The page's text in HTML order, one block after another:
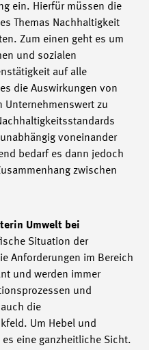
ein. Hierfür müssen die
Themas Nachhaltigkeit
Zum einen geht es um
und sozialen
auf alle
die Auswirkungen von
Unternehmenswert zu
voneinander
bedarf es dann jedoch
zwischen
Umwelt bei
Situation der
Anforderungen im Bereich
und werden immer
und
die
Um Hebel und
eine ganzheitliche Sicht.